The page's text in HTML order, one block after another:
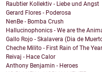
Raubtier Kollektiv - Liebe und Angst
Gerard Flores - Poderosa
NenBe - Bomba Crush
Hallucinophonics - We are the
Gallo Rojo - Skalavera (Dia de
Cheche Milito - First Rain of The Year
Reivaj - Hace Calor
Anthony Benjamin - Heroes